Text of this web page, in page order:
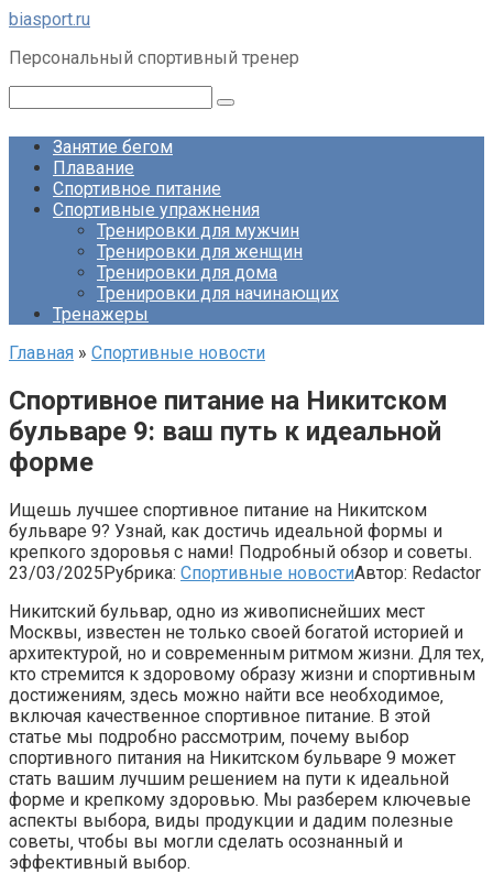
Перейти
контенту
biasport.ru
Персональный спортивный тренер
Занятие бегом
Плавание
Спортивное питание
Спортивные упражнения
Тренировки для мужчин
Тренировки для женщин
Тренировки для дома
Тренировки для начинающих
Тренажеры
Главная » Спортивные новости
Спортивное питание на Никитском
бульваре 9: ваш путь к идеальной
форме
Ищешь лучшее спортивное питание на Никитском
бульваре 9? Узнай, как достичь идеальной формы и
крепкого здоровья с нами! Подробный обзор и советы.
23/03/2025Рубрика: Спортивные новостиАвтор: Redactor
Никитский бульвар‚ одно из живописнейших мест
Москвы‚ известен не только своей богатой историей и
архитектурой‚ но и современным ритмом жизни. Для тех‚
кто стремится к здоровому образу жизни и спортивным
достижениям‚ здесь можно найти все необходимое‚
включая качественное спортивное питание. В этой
статье мы подробно рассмотрим‚ почему выбор
спортивного питания на Никитском бульваре 9 может
стать вашим лучшим решением на пути к идеальной
форме и крепкому здоровью. Мы разберем ключевые
аспекты выбора‚ виды продукции и дадим полезные
советы‚ чтобы вы могли сделать осознанный и
эффективный выбор.